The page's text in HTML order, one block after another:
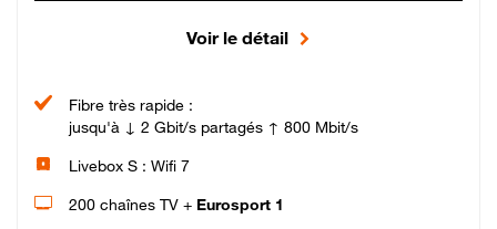
Voir le détail
Fibre très rapide :
jusqu'à ↓ 2 Gbit/s partagés ↑ 800 Mbit/s
Livebox S : Wifi 7
200 chaînes TV + Eurosport 1